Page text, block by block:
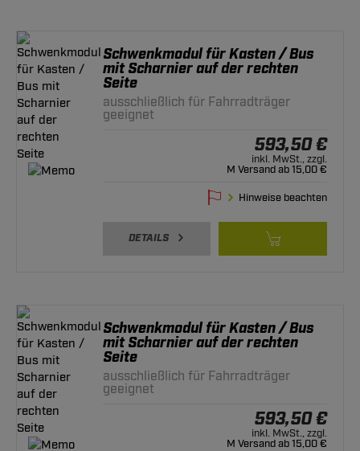
Schwenkmodul für Kasten / Bus
mit Scharnier auf der rechten
Seite
ausschließlich für Fahrradträger
geeignet
593,50 €
inkl. MwSt., zzgl.
M Versand ab 15,00 €
Hinweise beachten
DETAILS
Schwenkmodul für Kasten / Bus
mit Scharnier auf der rechten
Seite
ausschließlich für Fahrradträger
geeignet
593,50 €
inkl. MwSt., zzgl.
M Versand ab 15,00 €